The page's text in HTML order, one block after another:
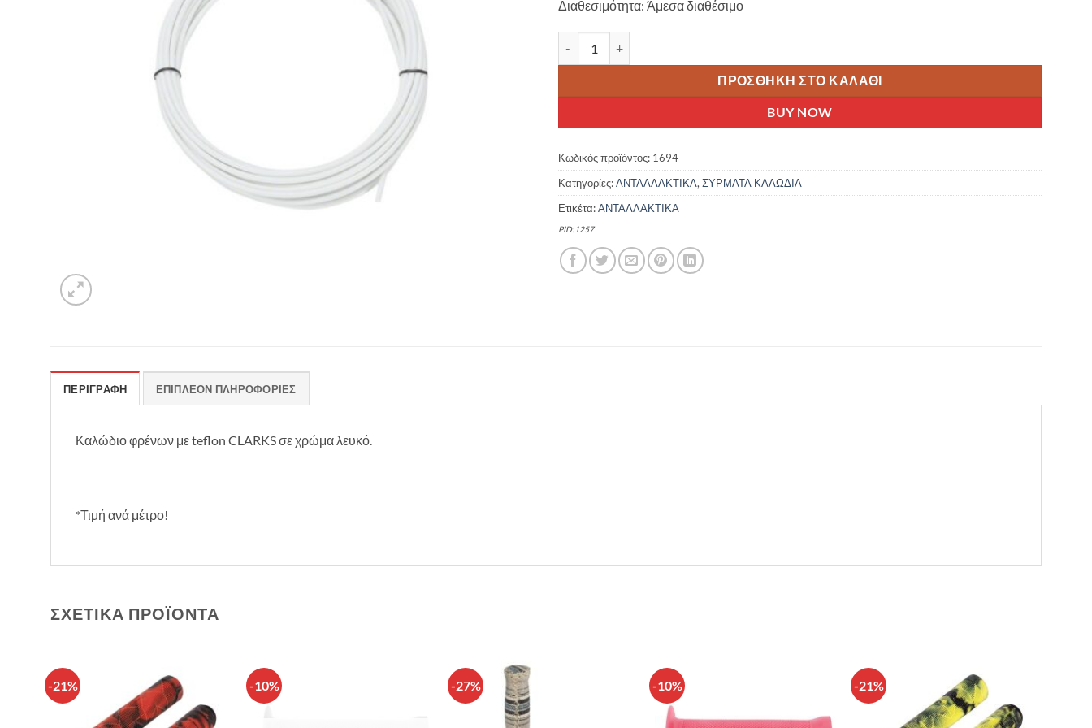
Διαθεσιμότητα: Άμεσα διαθέσιμο
ΠΡΟΣΘΉΚΗ ΣΤΟ ΚΑΛΆΘΙ
BUY NOW
Κωδικός προϊόντος: 1694
Κατηγορίες:ΑΝΤΑΛΛΑΚΤΙΚΑ,ΣΥΡΜΑΤΑ ΚΑΛΩΔΙΑ
Ετικέτα:ΑΝΤΑΛΛΑΚΤΙΚΑ
PID:1257
ΠΕΡΙΓΡΑΦΉ ΕΠΙΠΛΈΟΝ ΠΛΗΡΟΦΟΡΊΕΣ
Καλώδιο φρένων με teflon CLARKS σε χρώμα λευκό.
*Τιμή ανά μέτρο!
ΣΧΕΤΙΚΆ ΠΡΟΪΌΝΤΑ
-21%
Πρόσθήκη
στην λίστα
επιθυμιών
-10% -27% -10% -21%
Πρόσθήκη
στην λίστα
επιθυμιών